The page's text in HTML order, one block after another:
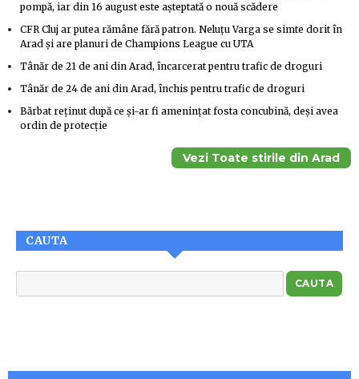
pompă, iar din 16 august este așteptată o nouă scădere
CFR Cluj ar putea rămâne fără patron. Neluțu Varga se simte dorit în
Arad și are planuri de Champions League cu UTA
Tânăr de 21 de ani din Arad, încarcerat pentru trafic de droguri
Tânăr de 24 de ani din Arad, închis pentru trafic de droguri
Bărbat reținut după ce și-ar fi amenințat fosta concubină, deși avea
ordin de protecție
Vezi Toate stirile din Arad
CAUTA